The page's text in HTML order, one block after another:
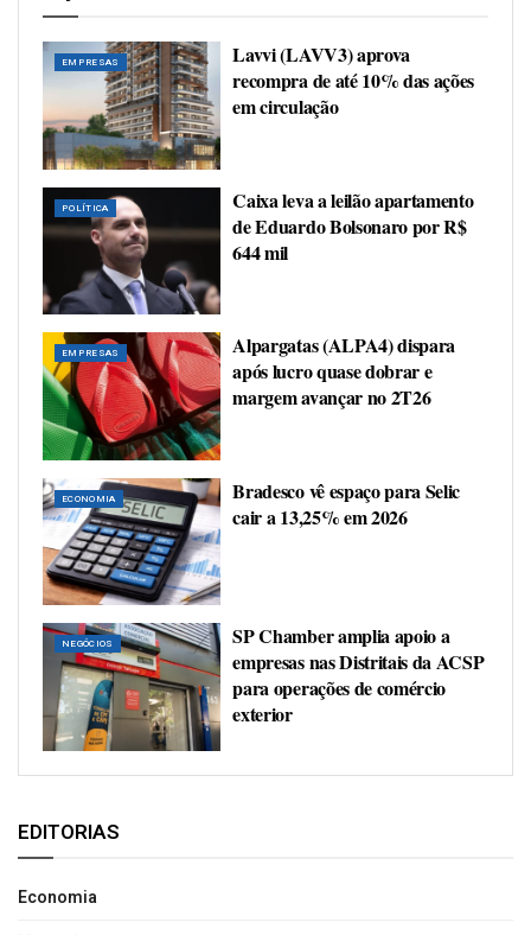
EMPRESAS
Lavvi (LAVV3) aprova
recompra de até 10% das ações
em circulação
POLÍTICA
Caixa leva a leilão apartamento
de Eduardo Bolsonaro por R$
644 mil
EMPRESAS
Alpargatas (ALPA4) dispara
após lucro quase dobrar e
margem avançar no 2T26
ECONOMIA
Bradesco vê espaço para Selic
cair a 13,25% em 2026
NEGÓCIOS
SP Chamber amplia apoio a
empresas nas Distritais da ACSP
para operações de comércio
exterior
EDITORIAS
Economia